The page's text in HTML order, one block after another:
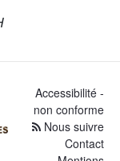
Accessibilité -
non conforme
Nous suivre
Contact